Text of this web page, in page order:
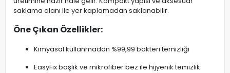
saklama alanı ile yer kaplamadan saklanabilir.
Öne Çıkan Özellikler:
Kimyasal kullanmadan %99,99 bakteri temizliği
EasyFix başlık ve mikrofiber bez ile hijyenik temizlik